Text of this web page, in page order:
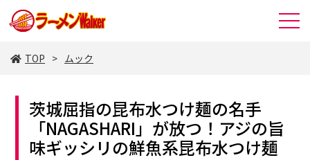
TOP ムック
茨城屈指の昆布水つけ麺の名手
「NAGASHARI」が放つ！アジの旨
味ギッシリの鮮魚系昆布水つけ麺